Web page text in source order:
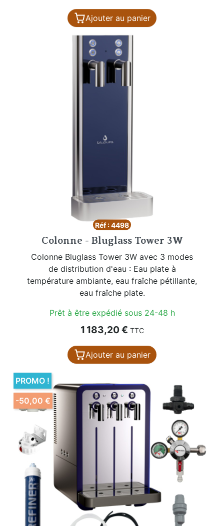
Ajouter au panier
Réf : 4498
Colonne - Bluglass Tower 3W
Colonne Bluglass Tower 3W avec 3 modes
de distribution d'eau : Eau plate à
température ambiante, eau fraîche pétillante,
eau fraîche plate.
Prêt à être expédié sous 24-48 h
Prix
1 183,20 € TTC
Ajouter au panier
PROMO !
-50,00 €